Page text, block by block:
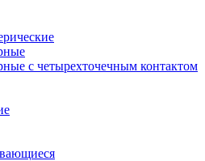
с четырехточечным контактом